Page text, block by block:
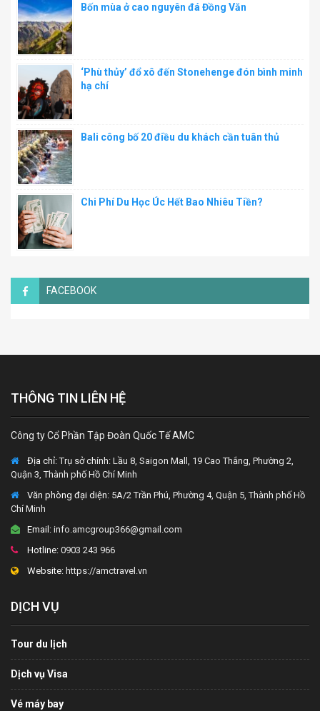
Bốn mùa ở cao nguyên đá Đồng Văn
‘Phù thủy’ đổ xô đến Stonehenge đón bình minh
hạ chí
Bali công bố 20 điều du khách cần tuân thủ
Chi Phí Du Học Úc Hết Bao Nhiêu Tiền?
FACEBOOK
THÔNG TIN LIÊN HỆ
Công ty Cổ Phần Tập Đoàn Quốc Tế AMC
Địa chỉ:Trụ sở chính: Lầu 8, Saigon Mall, 19 Cao Thắng, Phường 2,
Quận 3, Thành phố Hồ Chí Minh
Văn phòng đại diện: 5A/2 Trần Phú, Phường 4, Quận 5, Thành phố Hồ
Chí Minh
Email: info.amcgroup366@gmail.com
Hotline: 0903 243 966
Website: https://amctravel.vn
DỊCH VỤ
Tour du lịch
Dịch vụ Visa
Vé máy bay